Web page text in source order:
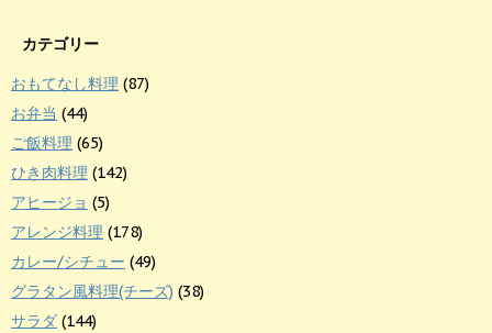
カテゴリー
おもてなし料理 (87)
お弁当 (44)
ご飯料理 (65)
ひき肉料理 (142)
アヒージョ (5)
アレンジ料理 (178)
カレー/シチュー (49)
グラタン風料理(チーズ) (38)
サラダ (144)